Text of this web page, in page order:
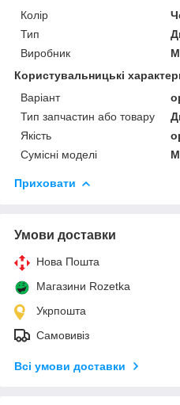
Колір
Тип
Виробник
Користувальницькі
Варіант
Тип запчастин або товару
Якість
Сумісні моделі
Приховати
Умови доставки
Нова Пошта
Магазини Rozetka
Укрпошта
Самовивіз
Всі умови доставки